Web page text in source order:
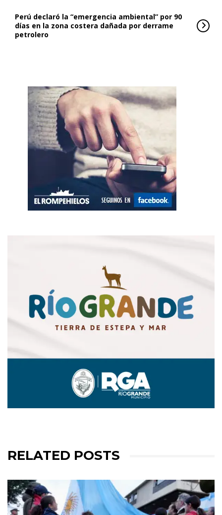
Perú declaró la “emergencia ambiental” por 90
días en la zona costera dañada por derrame
petrolero
RELATED POSTS